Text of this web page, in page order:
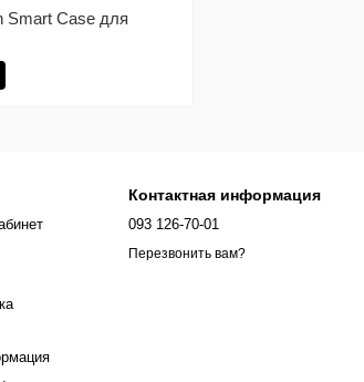
Smart Case для
Контактная информация
093 126-70-01
Перезвонить вам?